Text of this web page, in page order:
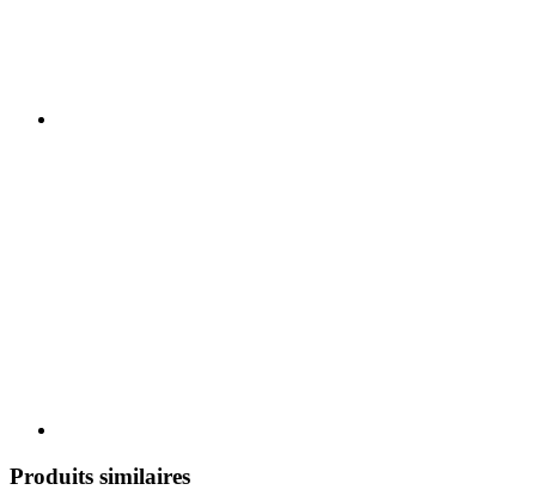
Produits similaires